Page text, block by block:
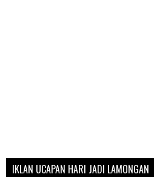
IKLAN UCAPAN HARI JADI LAMONGAN